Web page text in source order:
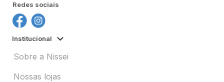
Redes sociais
Institucional
Sobre a Nissei
Nossas lojas